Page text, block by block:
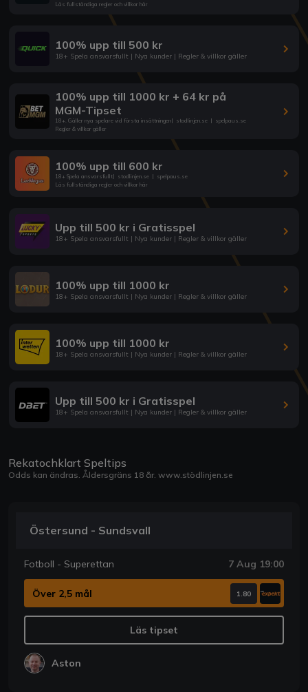
Läs fullständiga regler och villkor här
100% upp till 500 kr
18+ Spela ansvarsfullt | Nya kunder | Regler & villkor gäller
100% upp till 1000 kr + 64 kr på
MGM-Tipset
18+. Gäller nya spelare vid första insättningen| stodlinjen.se | spelpaus.se
Regler & villkor gäller
100% upp till 600 kr
18+ Spela ansvarsfullt| stodlinjen.se | spelpaus.se
Läs fullständiga regler och villkor här
Upp till 500 kr i Gratisspel
18+ Spela ansvarsfullt | Nya kunder | Regler & villkor gäller
100% upp till 1000 kr
18+ Spela ansvarsfullt | Nya kunder | Regler & villkor gäller
100% upp till 1000 kr
18+ Spela ansvarsfullt | Nya kunder | Regler & villkor gäller
Upp till 500 kr i Gratisspel
18+ Spela ansvarsfullt | Nya kunder | Regler & villkor gäller
Rekatochklart Speltips
Odds kan ändras. Åldersgräns 18 år. www.stödlinjen.se
Östersund - Sundsvall
Fotboll - Superettan 7 Aug 19:00
Över 2,5 mål 1.80
Läs tipset
Aston